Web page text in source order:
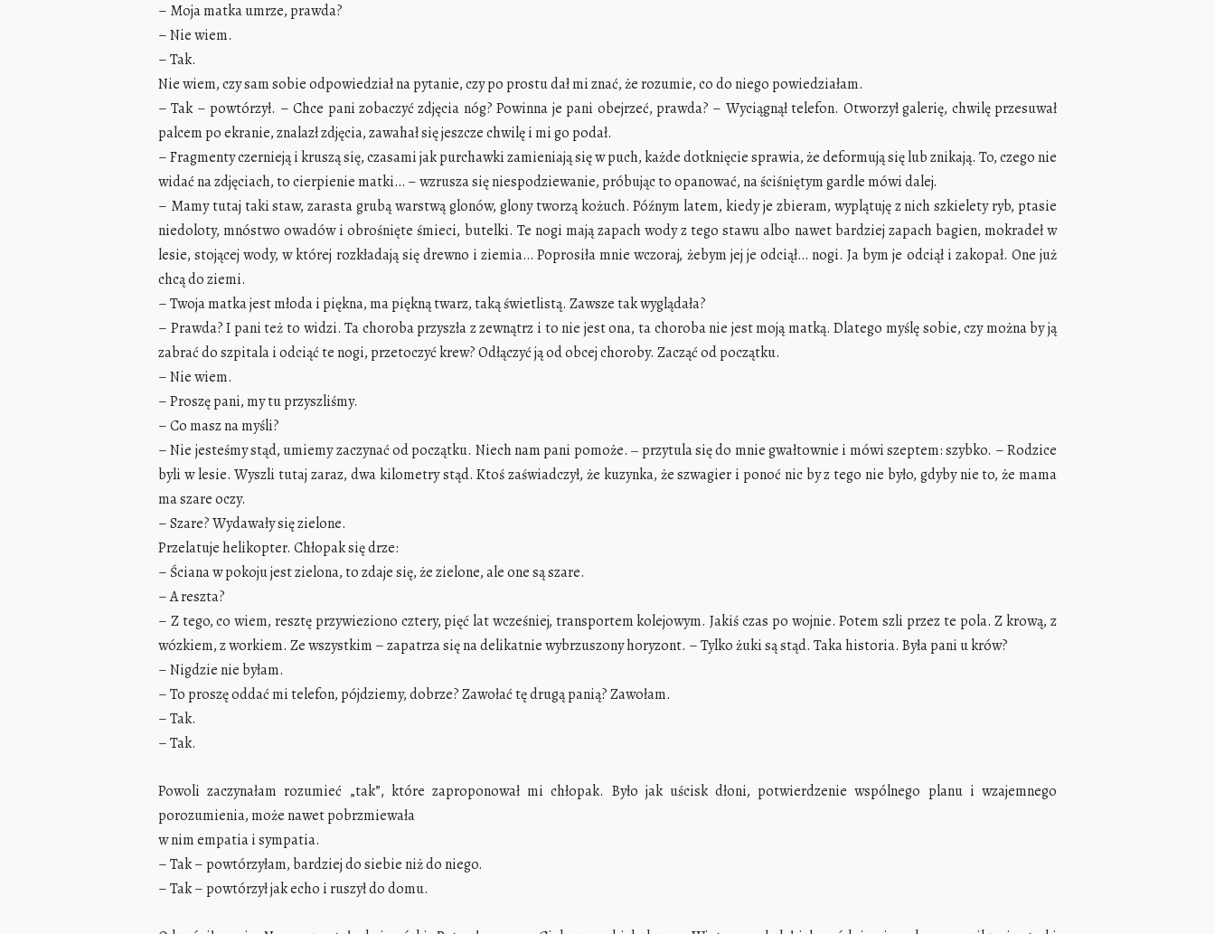
– Moja matka umrze, prawda?
– Nie wiem.
– Tak.
Nie wiem, czy sam sobie odpowiedział na pytanie, czy po prostu dał mi znać, że rozumie, co do niego powiedziałam.
– Tak – powtórzył. – Chce pani zobaczyć zdjęcia nóg? Powinna je pani obejrzeć, prawda? – Wyciągnął telefon. Otworzył galerię, chwilę przesuwał
palcem po ekranie, znalazł zdjęcia, zawahał się jeszcze chwilę i mi go podał.
– Fragmenty czernieją i kruszą się, czasami jak purchawki zamieniają się w puch, każde dotknięcie sprawia, że deformują się lub znikają. To, czego nie
widać na zdjęciach, to cierpienie matki… – wzrusza się niespodziewanie, próbując to opanować, na ściśniętym gardle mówi dalej.
– Mamy tutaj taki staw, zarasta grubą warstwą glonów, glony tworzą kożuch. Późnym latem, kiedy je zbieram, wyplątuję z nich szkielety ryb, ptasie
niedoloty, mnóstwo owadów i obrośnięte śmieci, butelki. Te nogi mają zapach wody z tego stawu albo nawet bardziej zapach bagien, mokradeł w
lesie, stojącej wody, w której rozkładają się drewno i ziemia… Poprosiła mnie wczoraj, żebym jej je odciął… nogi. Ja bym je odciął i zakopał. One już
chcą do ziemi.
– Twoja matka jest młoda i piękna, ma piękną twarz, taką świetlistą. Zawsze tak wyglądała?
– Prawda? I pani też to widzi. Ta choroba przyszła z zewnątrz i to nie jest ona, ta choroba nie jest moją matką. Dlatego myślę sobie, czy można by ją
zabrać do szpitala i odciąć te nogi, przetoczyć krew? Odłączyć ją od obcej choroby. Zacząć od początku.
– Nie wiem.
– Proszę pani, my tu przyszliśmy.
– Co masz na myśli?
– Nie jesteśmy stąd, umiemy zaczynać od początku. Niech nam pani pomoże. ‒ przytula się do mnie gwałtownie i mówi szeptem: szybko. – Rodzice
byli w lesie. Wyszli tutaj zaraz, dwa kilometry stąd. Ktoś zaświadczył, że kuzynka, że szwagier i ponoć nic by z tego nie było, gdyby nie to, że mama
ma szare oczy.
– Szare? Wydawały się zielone.
Przelatuje helikopter. Chłopak się drze:
– Ściana w pokoju jest zielona, to zdaje się, że zielone, ale one są szare.
– A reszta?
– Z tego, co wiem, resztę przywieziono cztery, pięć lat wcześniej, transportem kolejowym. Jakiś czas po wojnie. Potem szli przez te pola. Z krową, z
wózkiem, z workiem. Ze wszystkim – zapatrza się na delikatnie wybrzuszony horyzont. – Tylko żuki są stąd. Taka historia. Była pani u krów?
– Nigdzie nie byłam.
– To proszę oddać mi telefon, pójdziemy, dobrze? Zawołać tę drugą panią? Zawołam.
– Tak.
– Tak.
Powoli zaczynałam rozumieć „tak”, które zaproponował mi chłopak. Było jak uścisk dłoni, potwierdzenie wspólnego planu i wzajemnego
porozumienia, może nawet pobrzmiewała
w nim empatia i sympatia.
– Tak – powtórzyłam, bardziej do siebie niż do niego.
– Tak – powtórzył jak echo i ruszył do domu.